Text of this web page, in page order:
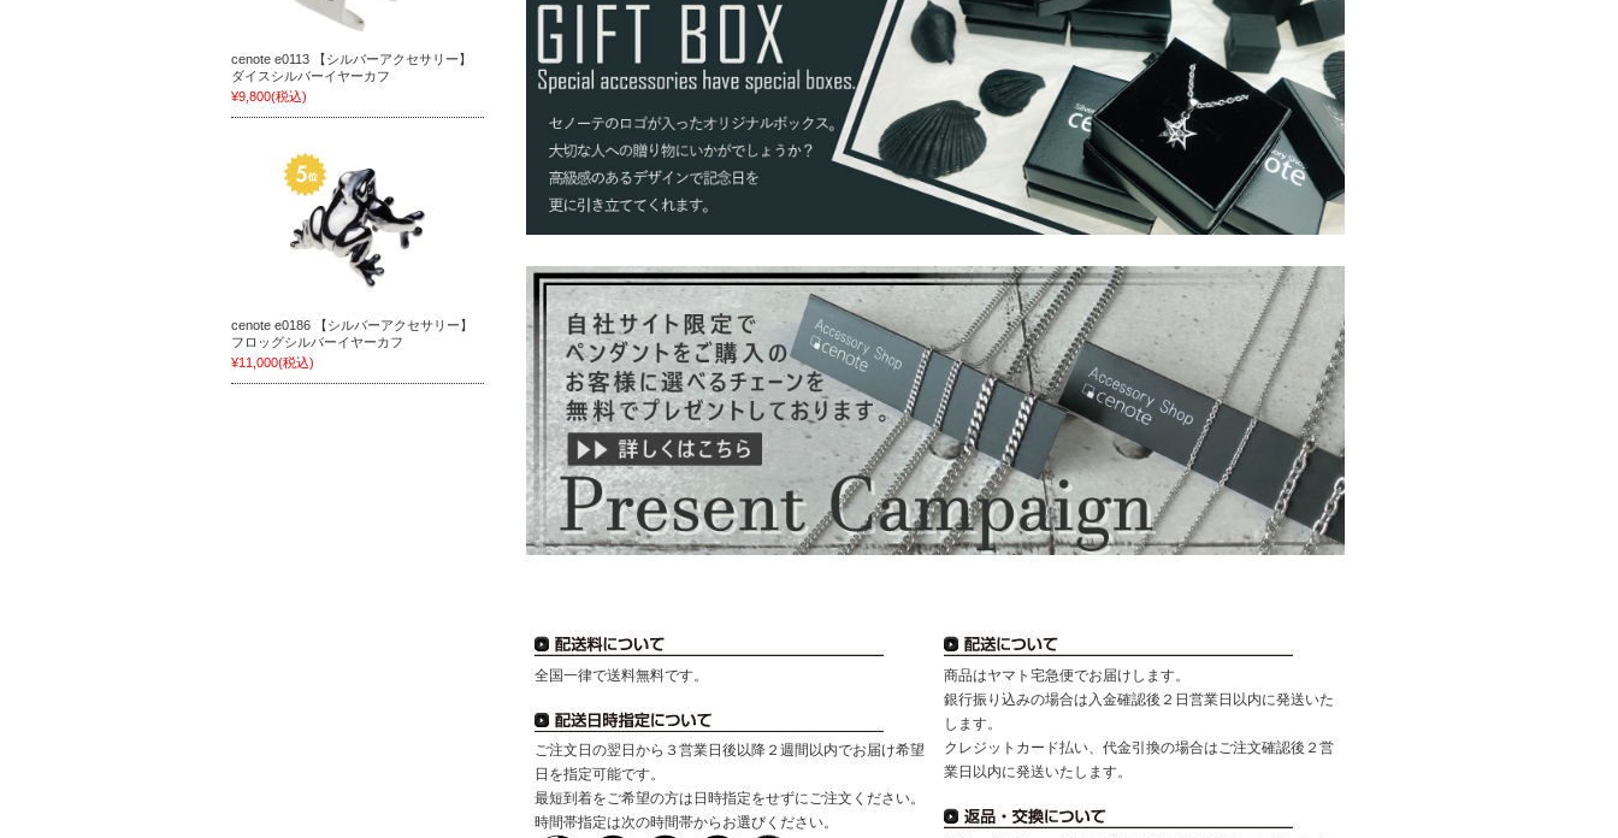
全国一律で送料無料です。
ご注文日の翌日から３営業日後以降２週間以内でお届け希望
日を指定可能です。
最短到着をご希望の方は日時指定をせずにご注文ください。
時間帯指定は次の時間帯からお選びください。
商品はヤマト宅急便でお届けします。
銀行振り込みの場合は入金確認後２日営業日以内に発送いた
します。
クレジットカード払い、代金引換の場合はご注文確認後２営
業日以内に発送いたします。
cenote e0113 【シルバーアクセサリー】
ダイスシルバーイヤーカフ
¥9,800(税込)
cenote e0186 【シルバーアクセサリー】
フロッグシルバーイヤーカフ
¥11,000(税込)